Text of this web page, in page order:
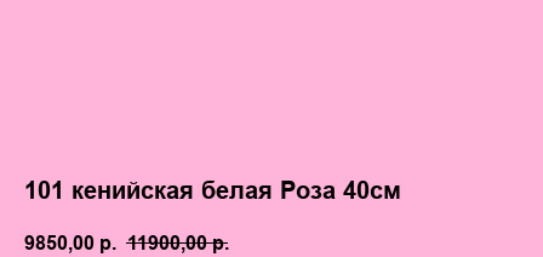
101 кенийская белая Роза 40см
9850,00 р. 11900,00 р.